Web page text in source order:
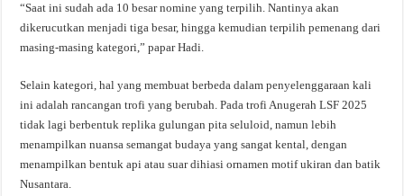
“Saat ini sudah ada 10 besar nomine yang terpilih. Nantinya akan
dikerucutkan menjadi tiga besar, hingga kemudian terpilih pemenang dari
masing-masing kategori,” papar Hadi.
Selain kategori, hal yang membuat berbeda dalam penyelenggaraan kali
ini adalah rancangan trofi yang berubah. Pada trofi Anugerah LSF 2025
tidak lagi berbentuk replika gulungan pita seluloid, namun lebih
menampilkan nuansa semangat budaya yang sangat kental, dengan
menampilkan bentuk api atau suar dihiasi ornamen motif ukiran dan batik
Nusantara.